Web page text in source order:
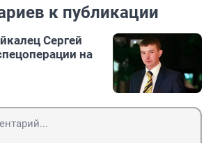
к публикации
Сергей
на